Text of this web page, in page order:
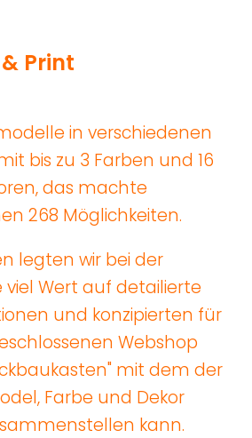
& Print
in verschiedenen
bis zu 3 Farben und 16
das machte
268 Möglichkeiten.
legten wir bei der
viel Wert auf detailierte
und konzipierten für
Webshop
mit dem der
Farbe und Dekor
kann.